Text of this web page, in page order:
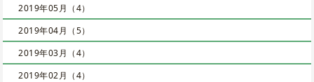
2019年05月（4）
2019年04月（5）
2019年03月（4）
2019年02月（4）